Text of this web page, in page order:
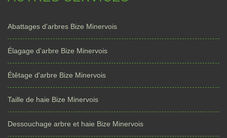
Abattages d'arbres Bize Minervois
Élagage d'arbre Bize Minervois
Étêtage d'arbre Bize Minervois
Taille de haie Bize Minervois
Dessouchage arbre et haie Bize Minervois